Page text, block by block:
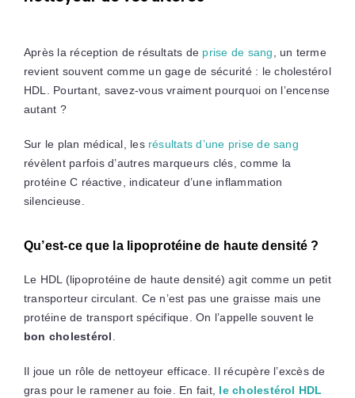
Après la réception de résultats de prise de sang , un terme
revient souvent comme un gage de sécurité : le cholestérol
HDL. Pourtant, savez-vous vraiment pourquoi on l’encense
autant ?
Sur le plan médical, les résultats d’une prise de sang
révèlent parfois d’autres marqueurs clés, comme la
protéine C réactive, indicateur d’une inflammation
silencieuse.
Qu’est-ce que la lipoprotéine de haute densité ?
Le HDL (lipoprotéine de haute densité) agit comme un petit
transporteur circulant. Ce n’est pas une graisse mais une
protéine de transport spécifique. On l’appelle souvent le
bon cholestérol
Il joue un rôle de nettoyeur efficace. Il récupère l’excès de
gras pour le ramener au foie. En fait, le cholestérol HDL